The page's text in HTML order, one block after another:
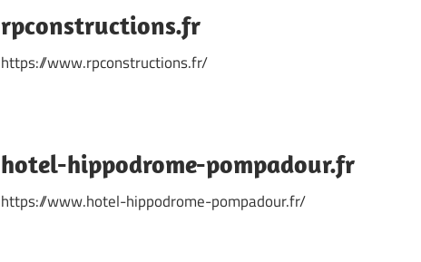
rpconstructions.fr
https://www.rpconstructions.fr/
hotel-hippodrome-pompadour.fr
https://www.hotel-hippodrome-pompadour.fr/